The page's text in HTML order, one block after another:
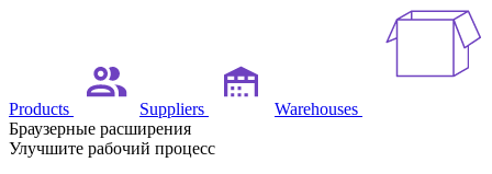
Products Suppliers Warehouses
Браузерные расширения
Улучшите рабочий процесс